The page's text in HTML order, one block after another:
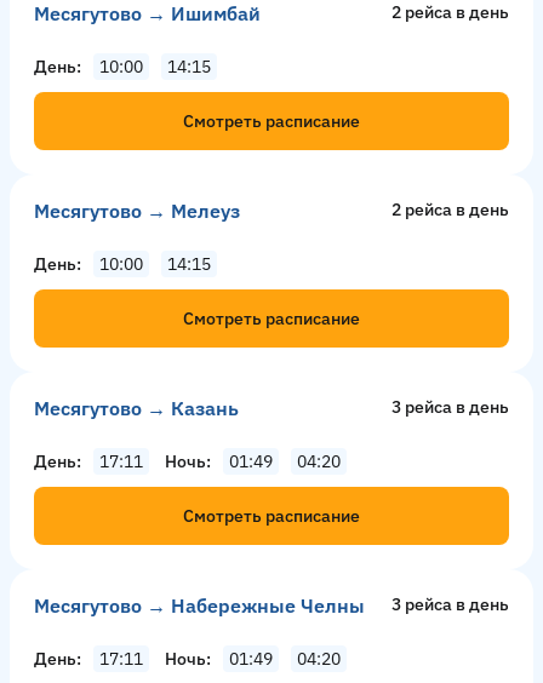
Месягутово → Ишимбай 2 рейсa в день
День 10:00 14:15
Смотреть расписание
Месягутово → Мелеуз 2 рейсa в день
День 10:00 14:15
Смотреть расписание
Месягутово → Казань 3 рейсa в день
День 17:11 Ночь 01:49 04:20
Смотреть расписание
Месягутово → Набережные Челны 3 рейсa в день
День 17:11 Ночь 01:49 04:20